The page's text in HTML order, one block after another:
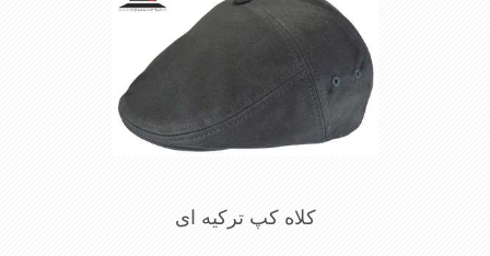
کلاه کپ ترکیه ای